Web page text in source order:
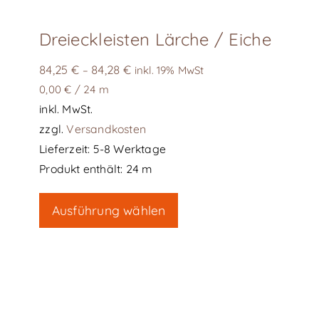
Dreieckleisten Lärche / Eiche
84,25€ – 84,28€ inkl. 19% MwSt
0,00€ / 24 m
inkl. MwSt.
zzgl.Versandkosten
Lieferzeit: 5-8 Werktage
Produkt enthält: 24 m
Ausführung wählen
Dieses
weist